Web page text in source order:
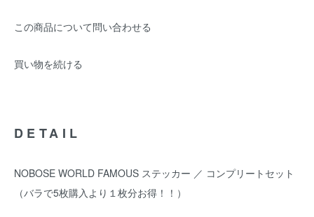
この商品について問い合わせる
買い物を続ける
DETAIL
NOBOSE WORLD FAMOUS ステッカー ／ コンプリートセット
（バラで5枚購入より１枚分お得！！）